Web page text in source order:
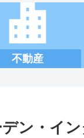
不動産
ン・イ